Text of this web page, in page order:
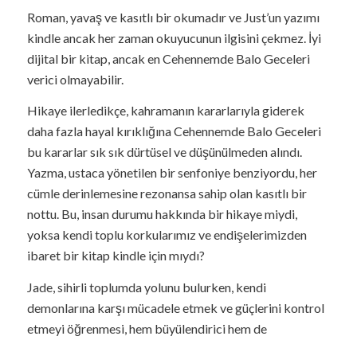
Roman, yavaş ve kasıtlı bir okumadır ve Just’un yazımı
kindle ancak her zaman okuyucunun ilgisini çekmez. İyi
dijital bir kitap, ancak en Cehennemde Balo Geceleri
verici olmayabilir.
Hikaye ilerledikçe, kahramanın kararlarıyla giderek
daha fazla hayal kırıklığına Cehennemde Balo Geceleri
bu kararlar sık sık dürtüsel ve düşünülmeden alındı.
Yazma, ustaca yönetilen bir senfoniye benziyordu, her
cümle derinlemesine rezonansa sahip olan kasıtlı bir
nottu. Bu, insan durumu hakkında bir hikaye miydi,
yoksa kendi toplu korkularımız ve endişelerimizden
ibaret bir kitap kindle için mıydı?
Jade, sihirli toplumda yolunu bulurken, kendi
demonlarına karşı mücadele etmek ve güçlerini kontrol
etmeyi öğrenmesi, hem büyülendirici hem de